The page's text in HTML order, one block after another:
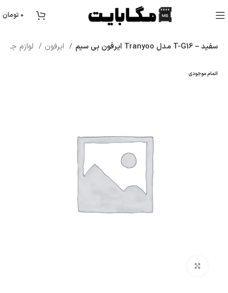
0 تومان
ایرفون بی سیم Tranyoo مدل T-G16 – سفید
اتمام موجودی